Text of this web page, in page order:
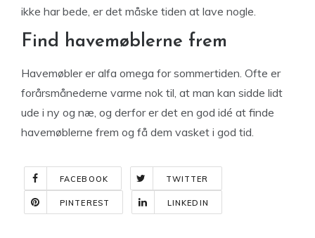
ikke har bede, er det måske tiden at lave nogle.
Find havemøblerne frem
Havemøbler er alfa omega for sommertiden. Ofte er
forårsmånederne varme nok til, at man kan sidde lidt
ude i ny og næ, og derfor er det en god idé at finde
havemøblerne frem og få dem vasket i god tid.
FACEBOOK TWITTER
PINTEREST LINKEDIN